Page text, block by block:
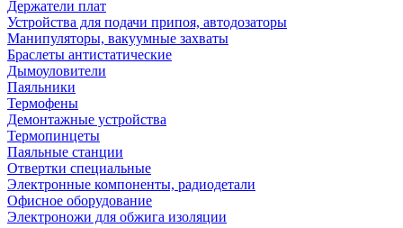
Держатели плат
Устройства для подачи припоя, автодозаторы
Манипуляторы, вакуумные захваты
Браслеты антистатические
Дымоуловители
Паяльники
Термофены
Демонтажные устройства
Термопинцеты
Паяльные станции
Отвертки специальные
Электронные компоненты, радиодетали
Офисное оборудование
Электроножи для обжига изоляции